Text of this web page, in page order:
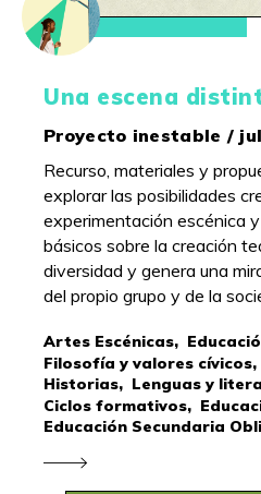
Una escena
Proyecto inestable /
Recurso, materiales y
explorar las posibilidades
experimentación escénica
básicos sobre la creación
diversidad y genera una
del propio grupo y de la
Artes Escénicas,
Filosofía y valores cívicos,
Historias, Lenguas y
Ciclos formativos,
Educación Secundaria